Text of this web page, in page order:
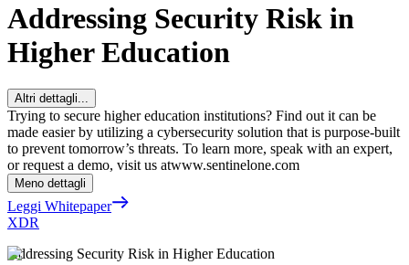
Addressing Security Risk in
Higher Education
Altri dettagli...
Trying to secure higher education institutions? Find out it can be
made easier by utilizing a cybersecurity solution that is purpose-built
to prevent tomorrow’s threats. To learn more, speak with an expert,
or request a demo, visit us atwww.sentinelone.com
Meno dettagli
Leggi Whitepaper
XDR
Addressing Security Risk in Higher Education